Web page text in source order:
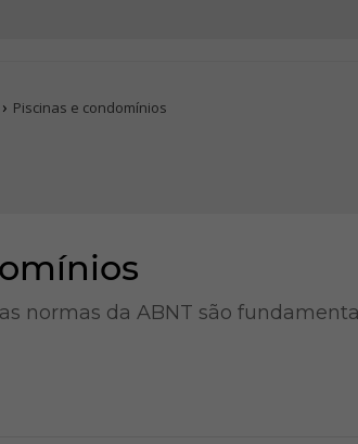
Piscinas e condomínios
normas da ABNT são